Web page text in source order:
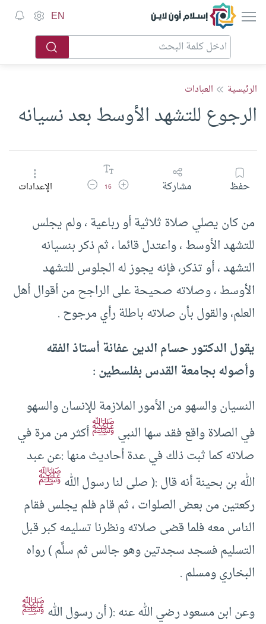
إسلام أون لاين EN
الرئيسية العبادات
الرجوع للتشهد الأوسط بعد نسيانه
حفظ مشاركة زيادة حجم الخط
16 تقليل حجم الخطالإعدادات
من كان يصلي صلاة ثلاثية أو رباعية ، ولم يجلس
للتشهد الأوسط ، واعتدل قائما ، ثم ذكر بنسيانه
التشهد ، أو تذكر، فإنه يجوز له الجلوس للتشهد
الأوسط ، وصلاته صحيحة على الراجح من أقوال أهل
العلم، والقول بأن صلاته باطلة رأي مرجوح .
يقول الدكتور حسام الدين عفانة أستاذ الفقه
وأصوله بجامعة القدس بفلسطين :
النسيان والسهو من الأمور الملازمة للإنسان والسهو
في الصلاة واقع فقد سها النبيﷺأكثر من مرة في
صلاته كما ثبت ذلك في عدة أحاديث منها :عن عبد
الله بن بحينة أنه قال :( صلى لنا رسول اللهﷺ
ركعتين من بعض الصلوات ، ثم قام فلم يجلس فقام
الناس معه فلما قضى صلاته ونظرنا تسليمه كبر قبل
التسليم فسجد سجدتين وهو جالس ثم سلَّم ) رواه
البخاري ومسلم .
وعن ابن مسعود رضي الله عنه :( أن رسول اللهﷺ